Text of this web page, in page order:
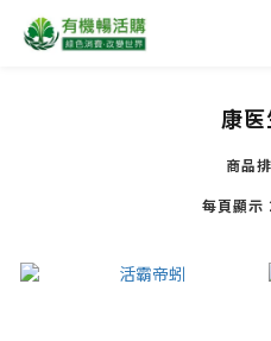
康医
商品
每頁顯示